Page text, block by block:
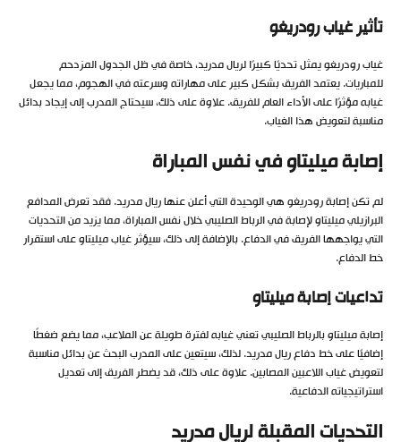
تأثير غياب رودريغو
غياب رودريغو يمثل تحديًا كبيرًا لريال مدريد، خاصة في ظل الجدول المزدحم
للمباريات. يعتمد الفريق بشكل كبير على مهاراته وسرعته في الهجوم، مما يجعل
غيابه مؤثرًا على الأداء العام للفريق. علاوة على ذلك، سيحتاج المدرب إلى إيجاد بدائل
مناسبة لتعويض هذا الغياب.
إصابة ميليتاو في نفس المباراة
لم تكن إصابة رودريغو هي الوحيدة التي أعلن عنها ريال مدريد. فقد تعرض المدافع
البرازيلي ميليتاو لإصابة في الرباط الصليبي خلال نفس المباراة، مما يزيد من التحديات
التي يواجهها الفريق في الدفاع. بالإضافة إلى ذلك، سيؤثر غياب ميليتاو على استقرار
خط الدفاع.
تداعيات إصابة ميليتاو
إصابة ميليتاو بالرباط الصليبي تعني غيابه لفترة طويلة عن الملاعب، مما يضع ضغطًا
إضافيًا على خط دفاع ريال مدريد. لذلك، سيتعين على المدرب البحث عن بدائل مناسبة
لتعويض غياب اللاعبين المصابين. علاوة على ذلك، قد يضطر الفريق إلى تعديل
استراتيجياته الدفاعية.
التحديات المقبلة لريال مدريد